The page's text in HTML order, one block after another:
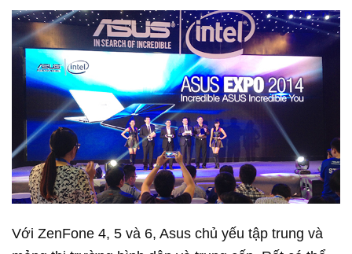
Với ZenFone 4, 5 và 6, Asus chủ yếu tập trung và